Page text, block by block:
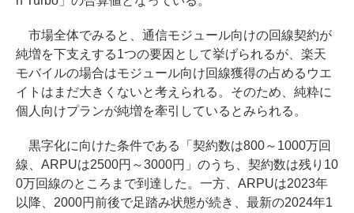
市場全体でみると、通信モジュール向けの回線契約が
純増を下支えする1つの要因として挙げられるが、楽天
モバイルの場合はモジュール向け回線獲得の占めるウエ
イトはまだ大きくないと考えられる。そのため、純粋に
個人向けプランが純増を牽引しているとみられる。
黒字化に向けた条件である「契約数は800～1000万回
線、ARPUは2500円～3000円」のうち、契約数は残り10
0万回線のところまで到達した。一方、ARPUは2023年
以降、2000円前後で足踏み状態が続き、最新の2024年1